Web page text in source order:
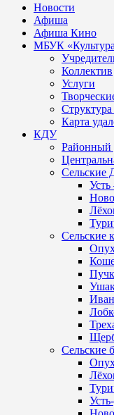
Новости
Афиша
Афиша Кино
МБУК
Коллектив
Услуги
Карта
КДУ
Районный
Сельские
Сельские
Сельские